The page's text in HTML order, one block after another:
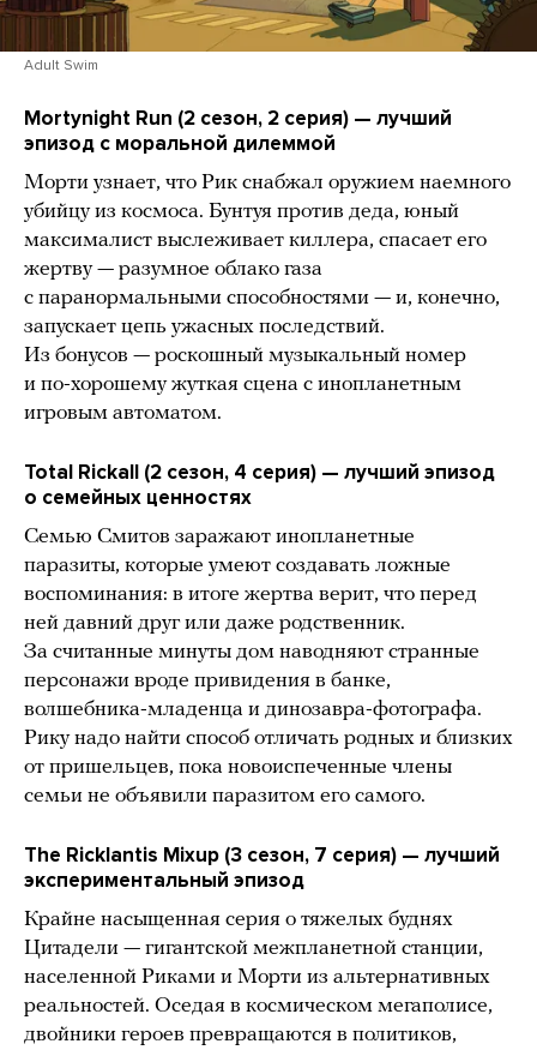
Adult Swim
Mortynight Run (2 сезон, 2 серия) — лучший
эпизод с моральной дилеммой
Морти узнает, что Рик снабжал оружием наемного
убийцу из космоса. Бунтуя против деда, юный
максималист выслеживает киллера, спасает его
жертву — разумное облако газа
с паранормальными способностями — и, конечно,
запускает цепь ужасных последствий.
Из бонусов — роскошный музыкальный номер
и по-хорошему жуткая сцена с инопланетным
игровым автоматом.
Total Rickall (2 сезон, 4 серия) — лучший эпизод
о семейных ценностях
Семью Смитов заражают инопланетные
паразиты, которые умеют создавать ложные
воспоминания: в итоге жертва верит, что перед
ней давний друг или даже родственник.
За считанные минуты дом наводняют странные
персонажи вроде привидения в банке,
волшебника-младенца и динозавра-фотографа.
Рику надо найти способ отличать родных и близких
от пришельцев, пока новоиспеченные члены
семьи не объявили паразитом его самого.
The Ricklantis Mixup (3 сезон, 7 серия) — лучший
экспериментальный эпизод
Крайне насыщенная серия о тяжелых буднях
Цитадели — гигантской межпланетной станции,
населенной Риками и Морти из альтернативных
реальностей. Оседая в космическом мегаполисе,
двойники героев превращаются в политиков,